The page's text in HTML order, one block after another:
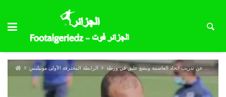
الرابطة المحترفة الأولى موبيليس مضوي يعتذر عن تدريب اتحاد العاصمة ويضع عليق في ورطة